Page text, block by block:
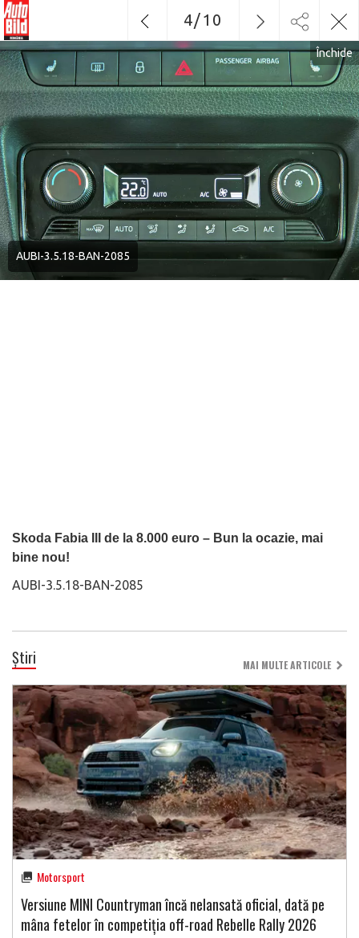
AUBI-3.5.18-BAN-2085
Skoda Fabia III de la 8.000 euro – Bun la ocazie, mai
bine nou!
AUBI-3.5.18-BAN-2085
Închide
4/10
Știri MAI MULTE ARTICOLE
Motorsport
Versiune MINI Countryman încă nelansată oficial, dată pe
mâna fetelor în competiția off-road Rebelle Rally 2026